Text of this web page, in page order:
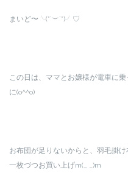
まいど〜╰(*´︶`*)╯♡
この日は、ママとお嬢様が電車に
に(o^^o)
お布団が足りないからと、羽毛掛
一枚づつお買い上げm(_ _)m